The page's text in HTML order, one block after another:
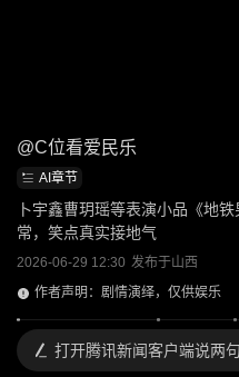
@C位看爱民乐
AI章节
卜宇鑫曹玥瑶等表演小品《地
常，笑点真实接地气
2026-06-29 12:30 发布于山西
作者声明：剧情演绎，仅供娱乐
打开腾讯新闻客户端说两句